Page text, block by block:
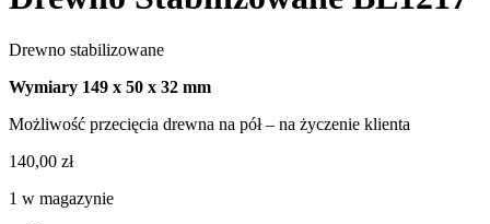
Drewno stabilizowane
Wymiary 149 x 50 x 32 mm
Możliwość przecięcia drewna na pół – na życzenie klienta
140,00 zł
1 w magazynie